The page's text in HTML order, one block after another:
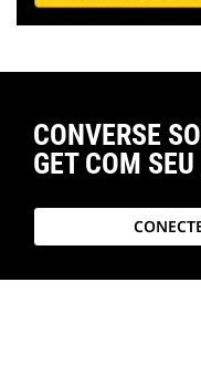
CONVERSE
GET COM